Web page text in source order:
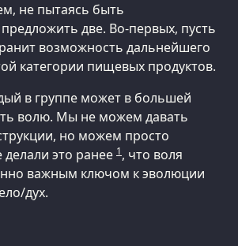
не пытаясь быть
две. Во-первых, пусть
возможность дальнейшего
категории пищевых продуктов.
в группе может в большей
волю. Мы не можем давать
но можем просто
делали это ранее 1, что воля
важным ключом к эволюции
дух.